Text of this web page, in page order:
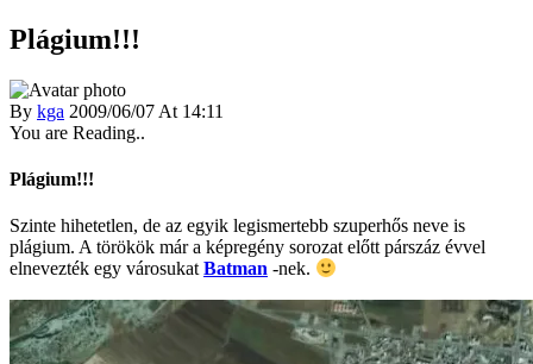
Plágium!!!
By kga 2009/06/07 At 14:11
You are Reading..
Plágium!!!
Szinte hihetetlen, de az egyik legismertebb szuperhős neve is
plágium. A törökök már a képregény sorozat előtt párszáz évvel
elnevezték egy városukatBatman -nek.